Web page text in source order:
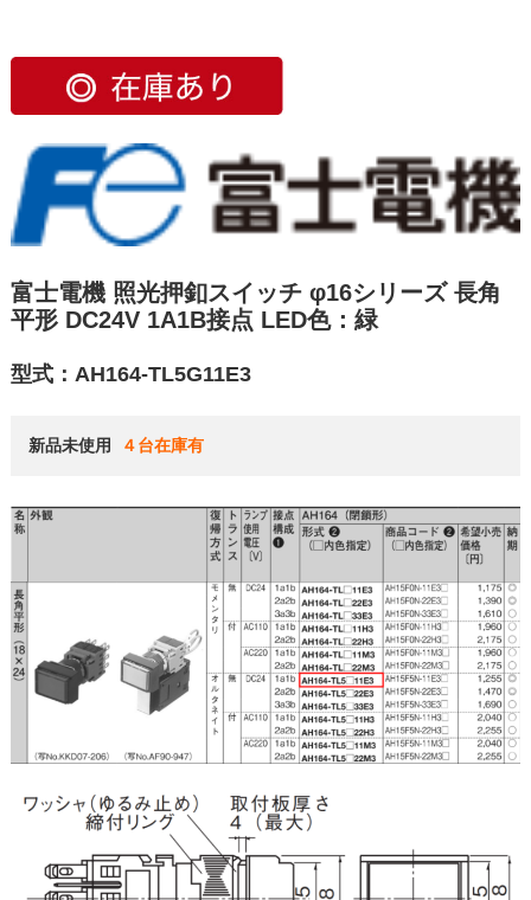
富士電機 照光押釦スイッチ φ16シリーズ 長角
平形 DC24V 1A1B接点 LED色：緑
型式：AH164-TL5G11E3
新品未使用 ４台在庫有